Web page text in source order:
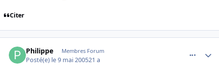
Citer
Philippe Membres Forum
Posté(e) le 9 mai 200521 a